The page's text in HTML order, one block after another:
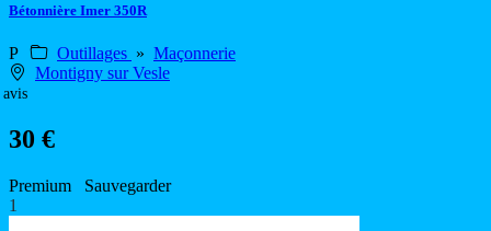
Bétonnière Imer 350R
P Outillages » Maçonnerie
Montigny sur Vesle
avis
30 €
Premium
Sauvegarder
1